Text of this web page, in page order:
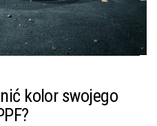
kolor swojego